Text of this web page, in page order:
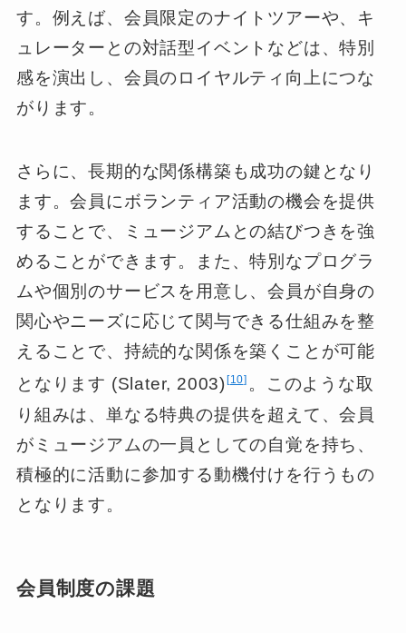
す。例えば、会員限定のナイトツアーや、キ
ュレーターとの対話型イベントなどは、特別
感を演出し、会員のロイヤルティ向上につな
がります。
さらに、長期的な関係構築も成功の鍵となり
ます。会員にボランティア活動の機会を提供
することで、ミュージアムとの結びつきを強
めることができます。また、特別なプログラ
ムや個別のサービスを用意し、会員が自身の
関心やニーズに応じて関与できる仕組みを整
えることで、持続的な関係を築くことが可能
となります (Slater, 2003) 10 。このような取
り組みは、単なる特典の提供を超えて、会員
がミュージアムの一員としての自覚を持ち、
積極的に活動に参加する動機付けを行うもの
となります。
会員制度の課題